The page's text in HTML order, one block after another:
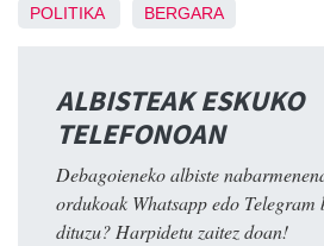
POLITIKA BERGARA
ALBISTEAK ESKUKO
TELEFONOAN
Debagoieneko albiste
ordukoak Whatsapp edo Telegram
dituzu? Harpidetu zaitez doan!